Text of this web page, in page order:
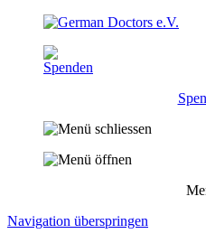
Navigation überspringen